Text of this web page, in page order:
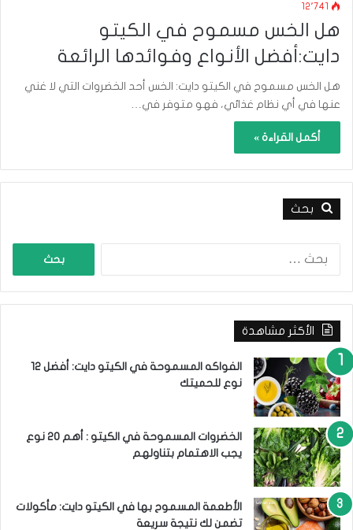
12٬741
هل الخس مسموح في الكيتو
دايت:أفضل الأنواع وفوائدها الرائعة
هل الخس مسموح في الكيتو دايت: الخس أحد الخضروات التي لا غني
عنها في أي نظام غذائي، فهو متوفر في…
أكمل القراءة »
بحث
ح
:
الأكثر مشاهدة
الفواكه المسموحة في الكيتو دايت: أفضل 12
نوع للحميتك
الخضروات المسموحة في الكيتو : أهم 20 نوع
يجب الاهتمام بتناولهم
الأطعمة المسموح بها في الكيتو دايت: مأكولات
تضمن لك نتيجة سريعة